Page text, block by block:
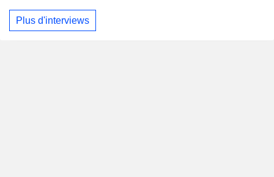
Plus d'interviews